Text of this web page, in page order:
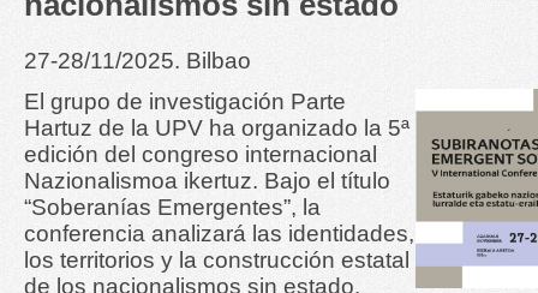
27-28/11/2025. Bilbao
El grupo de investigación Parte
Hartuz de la UPV ha organizado la 5ª
edición del congreso internacional
Nazionalismoa ikertuz. Bajo el título
“Soberanías Emergentes”, la
conferencia analizará las identidades,
los territorios y la construcción estatal
de los nacionalismos sin estado.